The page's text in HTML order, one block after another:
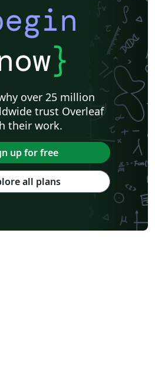
}
over 25 million
trust Overleaf
their work.
up for free
all plans